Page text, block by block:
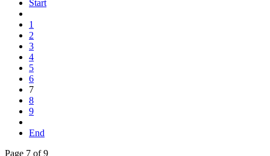
Start
1
2
3
4
5
6
7
8
9
End
Page 7 of 9